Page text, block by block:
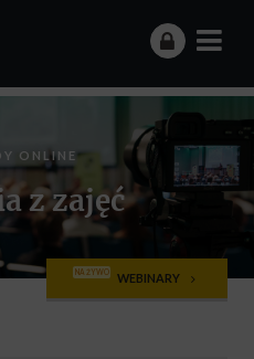
ONLINE
z zajęć
NA ŻYWO WEBINARY